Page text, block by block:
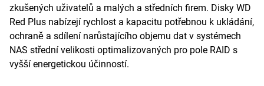
zkušených uživatelů a malých a středních firem. Disky WD
Red Plus nabízejí rychlost a kapacitu potřebnou k ukládání,
ochraně a sdílení narůstajícího objemu dat v systémech
NAS střední velikosti optimalizovaných pro pole RAID s
vyšší energetickou účinností.